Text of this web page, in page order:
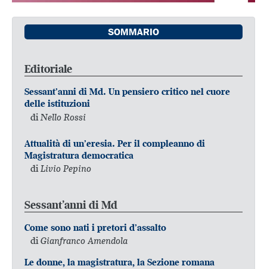
SOMMARIO
Editoriale
Sessant’anni di Md. Un pensiero critico nel cuore
delle istituzioni
di Nello Rossi
Attualità di un’eresia. Per il compleanno di
Magistratura democratica
diLivio Pepino
Sessant’anni di Md
Come sono nati i pretori d’assalto
diGianfranco Amendola
Le donne, la magistratura, la Sezione romana